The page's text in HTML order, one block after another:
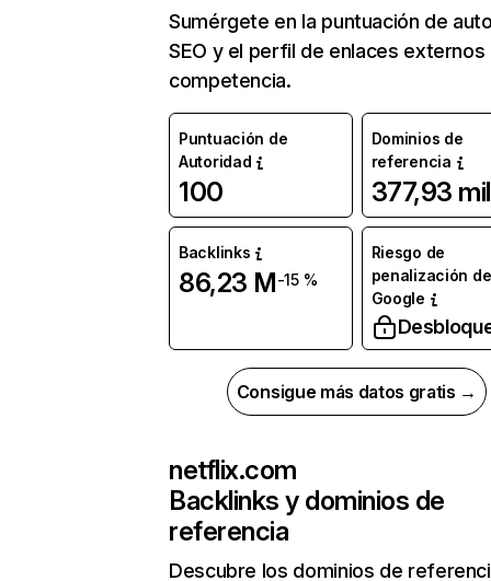
Sumérgete en la puntuación de
SEO y el perfil de enlaces externos
competencia.
Puntuación de
Autoridad
100
Dominios de
referencia
377,93 mil
Backlinks
86,23 M-15 %
Riesgo de
penalización de
Google
Consigue más datos gratis →
netflix.com
Backlinks y dominios de
referencia
Descubre los dominios de